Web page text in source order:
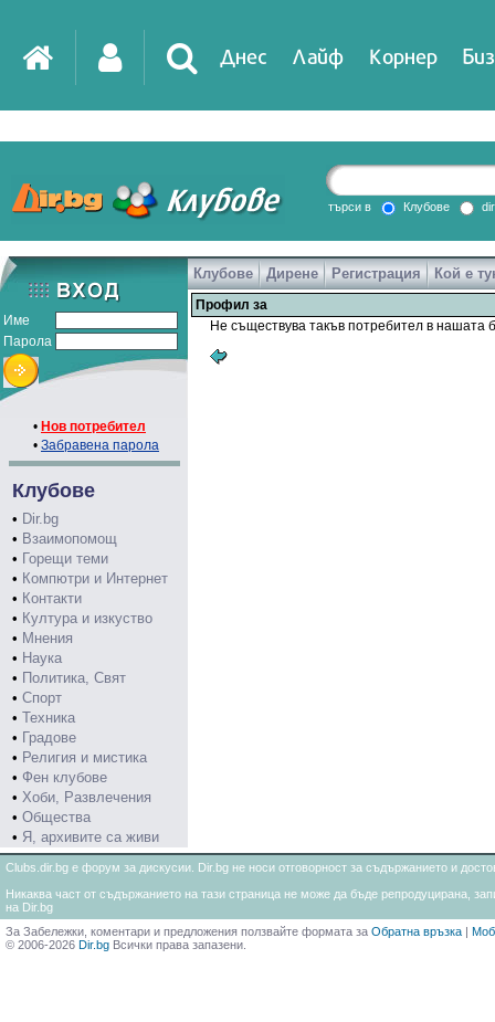
Днес Лайф Корнер
DirTV Impressio
Games
търси в Клубове
Име
Парола
• Нов потребител
• Забравена парола
Клубове
• Dir.bg
• Взаимопомощ
• Горещи теми
• Компютри и Интернет
• Контакти
• Култура и изкуство
• Мнения
• Наука
• Политика, Свят
• Спорт
• Техника
• Градове
• Религия и мистика
• Фен клубове
• Хоби, Развлечения
• Общества
• Я, архивите са живи
Клубове Дирене Регистрация Кой е
Профил за
Не съществува такъв потребител в нашата
Clubs.dir.bg е форум за дискусии. Dir.bg не носи отговорност за съдържанието и
Никаква част от съдържанието на тази страница не може да бъде репродуцирана,
на Dir.bg
За Забележки, коментари и предложения ползвайте формата за Обратна връзка |
© 2006-2026 Dir.bg Всички права запазени.